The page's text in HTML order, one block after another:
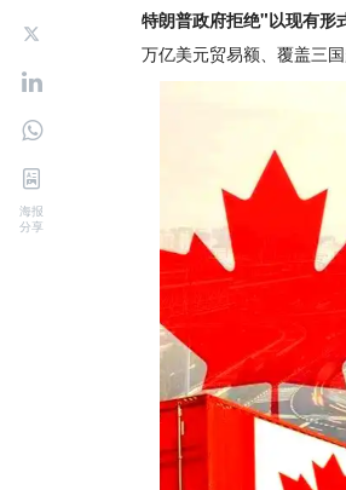
海报
分享
特朗普政府拒绝"以现有形
万亿美元贸易额、覆盖三